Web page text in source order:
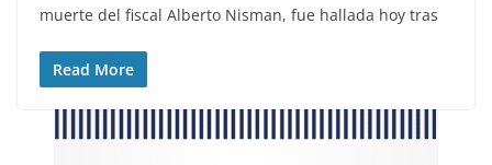
muerte del fiscal Alberto Nisman, fue hallada hoy tras
Read More